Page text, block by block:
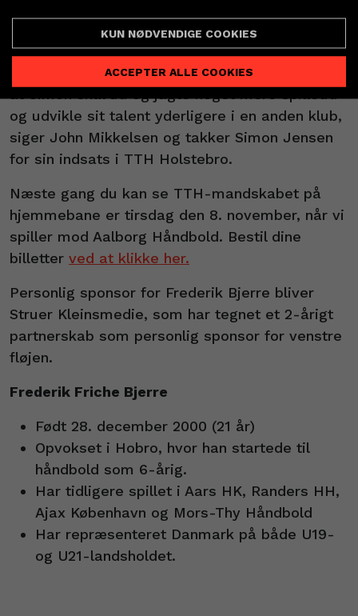
- Simon har arbejdet sig hele vejen op gennem
vores talentakademi og har udviklet sig til en
dygtig fløjspiller. Vi er derfor blevet enige om,
og udvikle sit talent yderligere i en anden klub,
siger John Mikkelsen og takker Simon Jensen
for sin indsats i TTH Holstebro.
Næste gang du kan se TTH-mandskabet på
hjemmebane er tirsdag den 8. november, når vi
spiller mod Aalborg Håndbold. Bestil dine
billetter ved at klikke her.
Personlig sponsor for Frederik Bjerre bliver
Struer Kleinsmedie, som har tegnet et 2-årigt
partnerskab som personlig sponsor for venstre
fløjen.
Frederik Friche Bjerre
Født 28. december 2000 (21 år)
Opvokset i Hobro, hvor han startede til
håndbold som 6-årig.
Har tidligere spillet i Aars HK, Randers HH,
Ajax København og Mors-Thy Håndbold
Har repræsenteret Danmark på både U19-
og U21-landsholdet.
KUN NØDVENDIGE COOKIES
ACCEPTER ALLE COOKIES